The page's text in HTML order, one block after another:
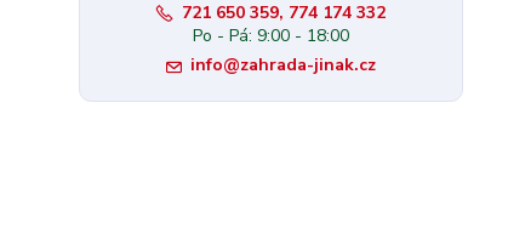
721 650 359, 774 174 332
Po - Pá: 9:00 - 18:00
info@zahrada-jinak.cz